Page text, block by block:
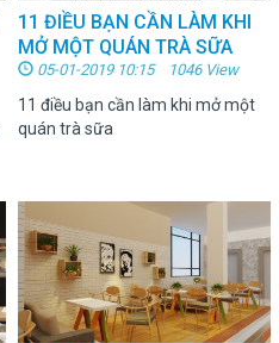
11 ĐIỀU BẠN CẦN LÀM KHI
MỞ MỘT QUÁN TRÀ SỮA
05-01-2019 10:15 1046 View
11 điều bạn cần làm khi mở một
quán trà sữa